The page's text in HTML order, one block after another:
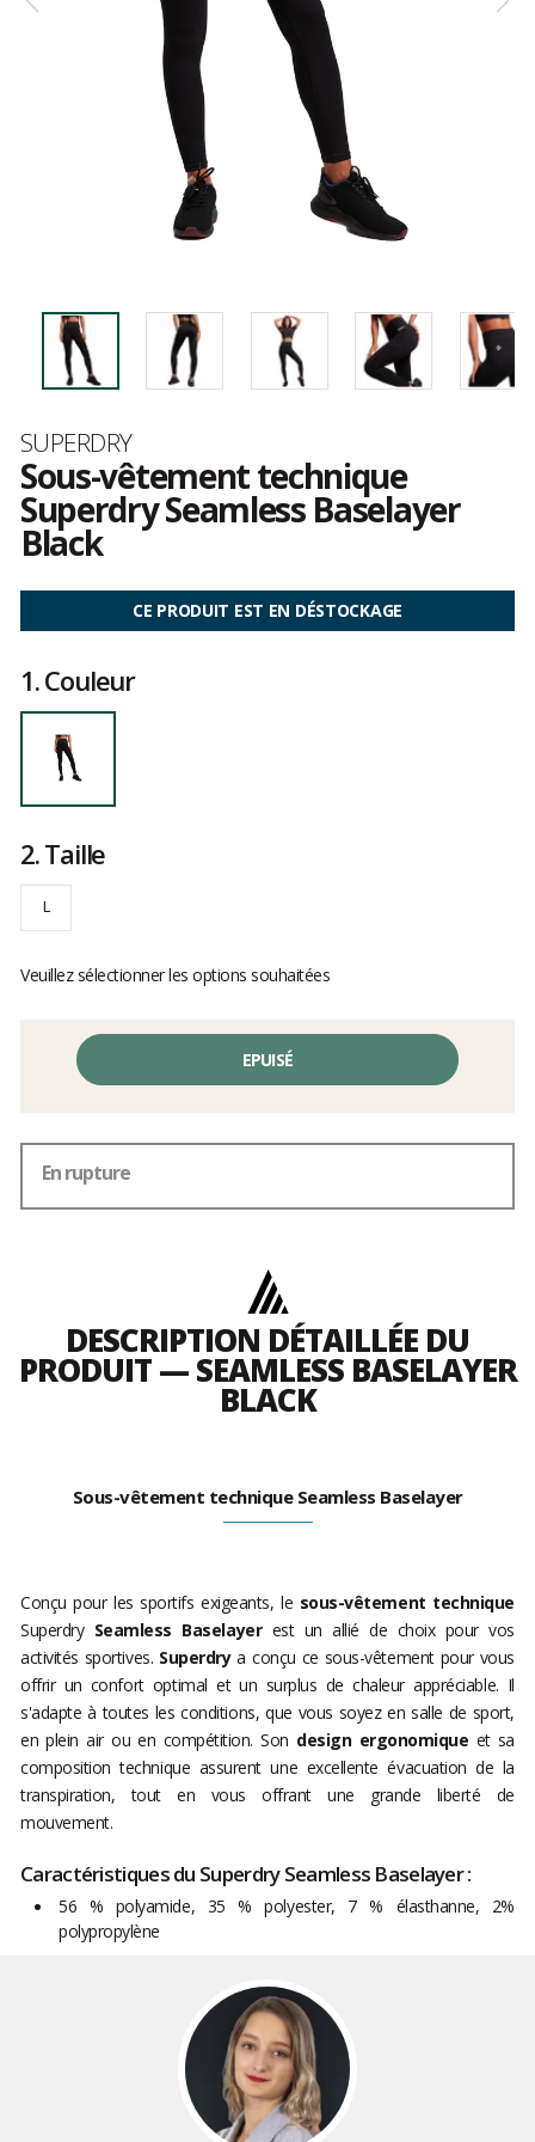
Marque
SUPERDRY
Sous-vêtement technique
Superdry Seamless Baselayer
Black
avis
CE PRODUIT EST EN DÉSTOCKAGE
1.Couleur
2.Taille
L
Veuillez sélectionner les options souhaitées
EPUISÉ
En rupture
DESCRIPTION DÉTAILLÉE DU
PRODUIT — SEAMLESS BASELAYER
BLACK
Sous-vêtement technique Seamless Baselayer
Conçu pour les sportifs exigeants, le sous-vêtement technique
SuperdrySeamless Baselayerest un allié de choix pour vos
activités sportives. Superdrya conçu ce sous-vêtement pour vous
offrir un confort optimal et un surplus de chaleur appréciable. Il
s'adapte à toutes les conditions, que vous soyez en salle de sport,
en plein air ou en compétition. Son design ergonomique et sa
composition technique assurent une excellente évacuation de la
transpiration, tout en vous offrant une grande liberté de
mouvement.
Caractéristiques du Superdry Seamless Baselayer :
56 % polyamide, 35 % polyester, 7 % élasthanne, 2%
polypropylène